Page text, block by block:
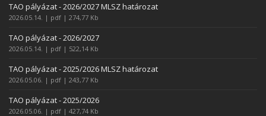
TAO pályázat - 2026/2027 MLSZ határozat
2026.05.14. | pdf | 274,77 Kb
TAO pályázat - 2026/2027
2026.05.14. | pdf | 522,14 Kb
TAO pályázat - 2025/2026 MLSZ határozat
2026.05.06. | pdf | 243,77 Kb
TAO pályázat - 2025/2026
2026.05.06. | pdf | 427,74 Kb